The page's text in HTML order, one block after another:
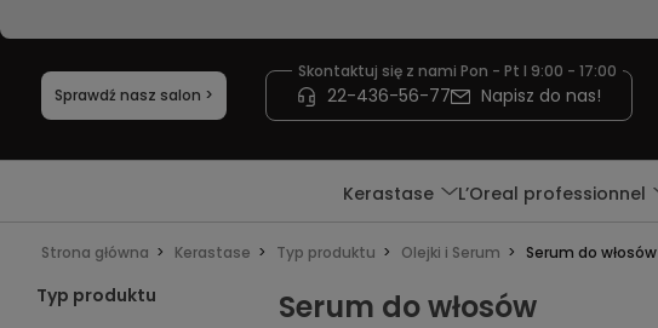
Sprawdź nasz salon >
Skontaktuj się z nami Pon - Pt I 9:00 - 17:00
22-436-56-77 Napisz do nas!
Kerastase L’Oreal professionnel
Strona główna Kerastase Typ produktu Olejki i Serum Serum do włosów
Typ produktu Serum do włosów